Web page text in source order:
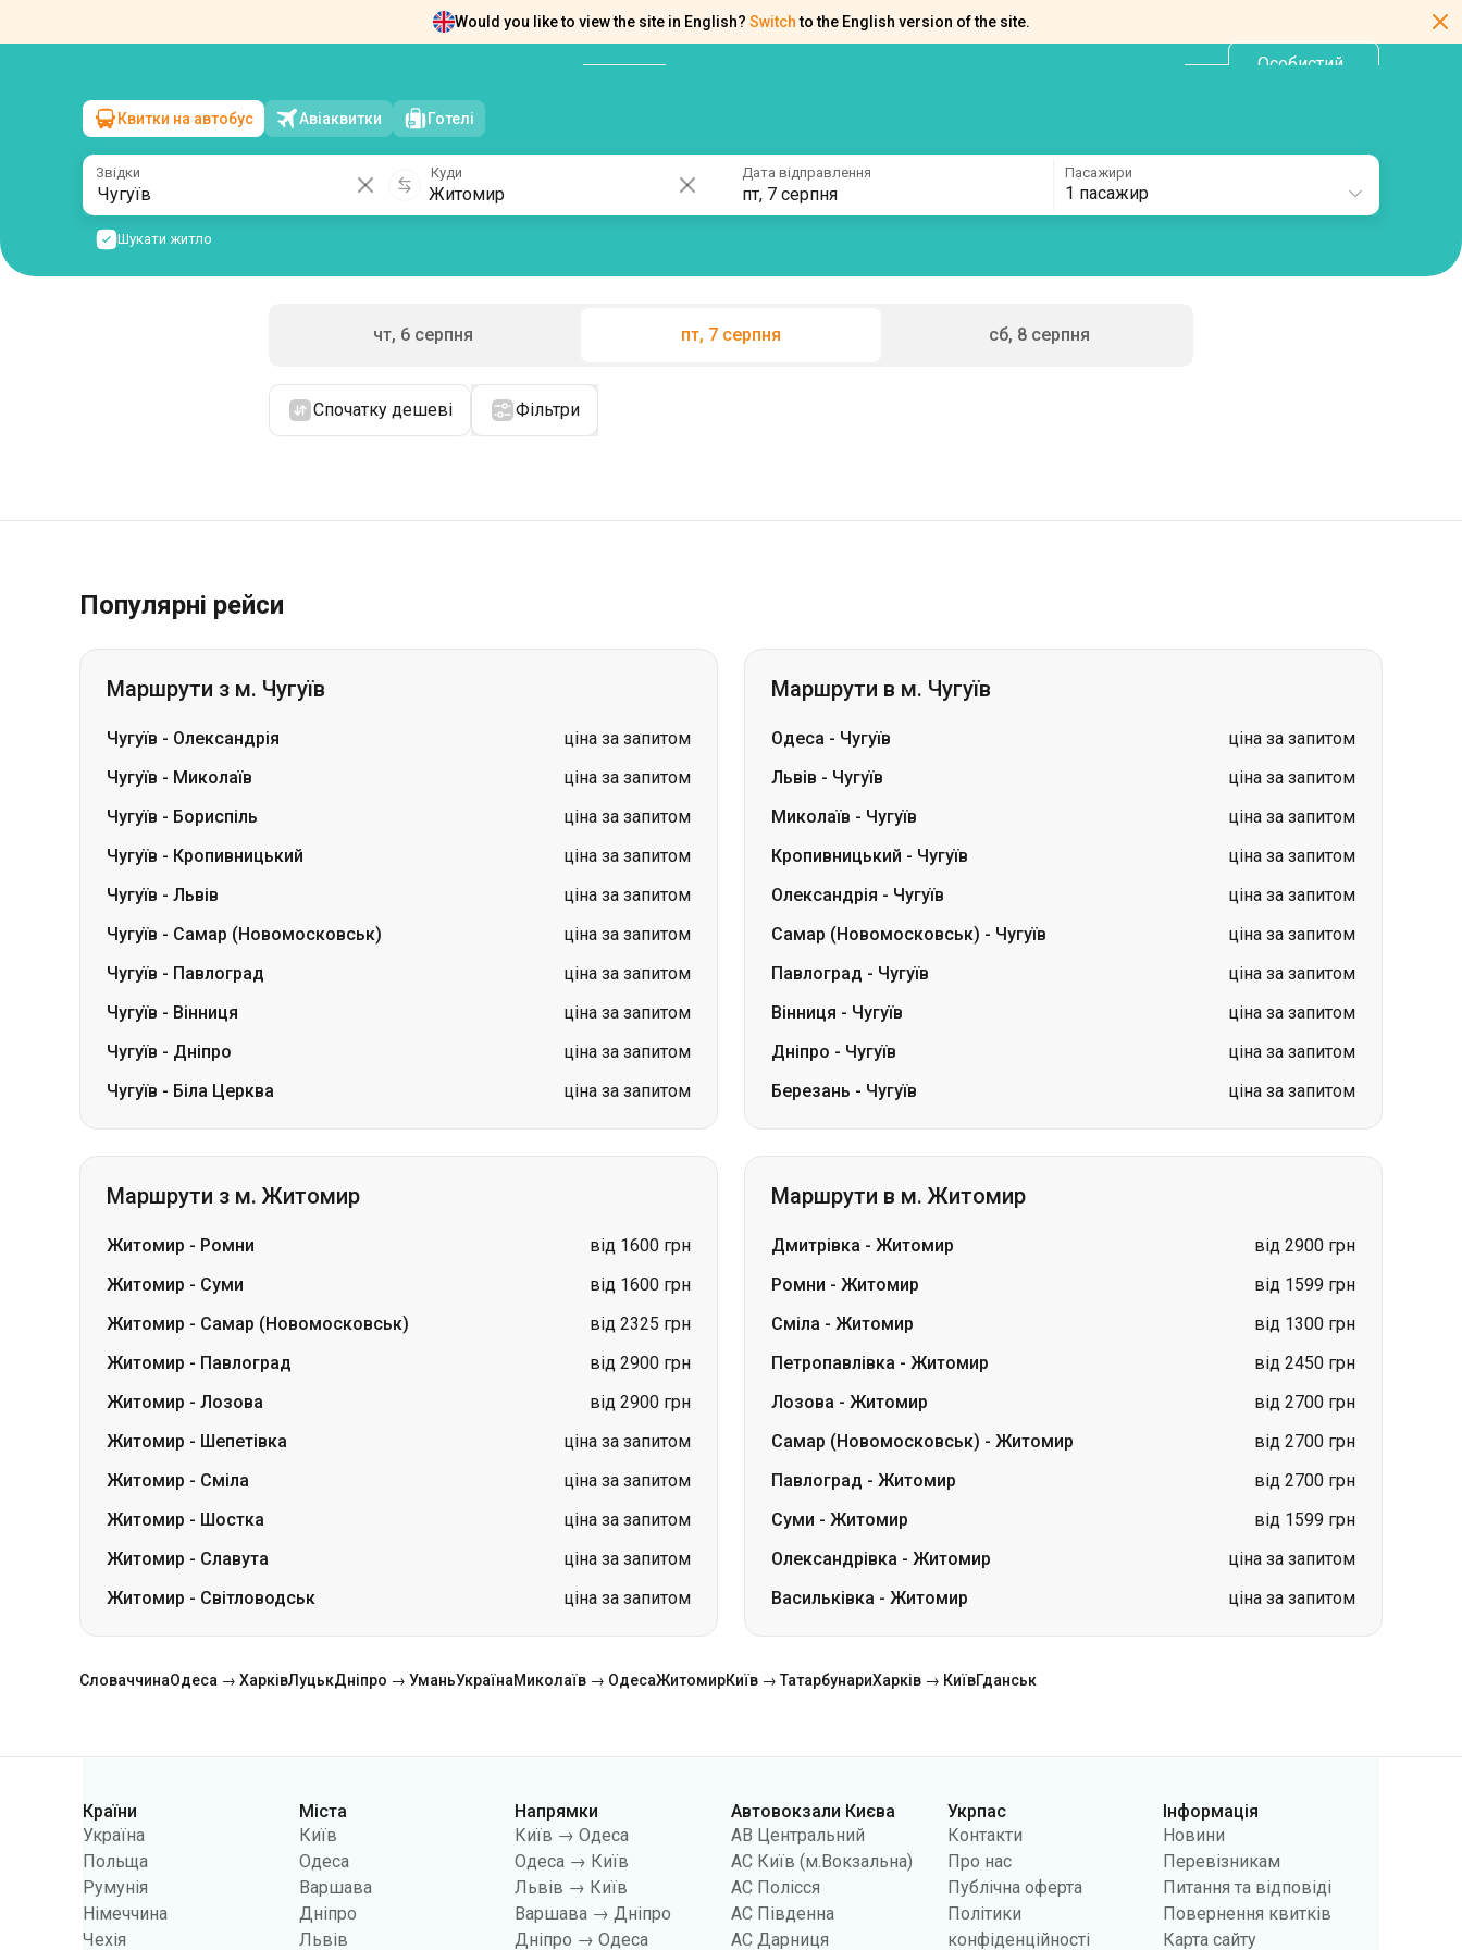
Would you like to view the site in English? Switch to the English version of the site.
Особистий
Чугуїв→Житомир
пт, 7 серпня/1 пасажир
Квитки на автобус Авіаквитки Готелі
Звідки Куди Дата відправлення
пт, 7 серпня
Пасажири
1 пасажир
Шукати житло
чт, 6 серпня пт, 7 серпня сб, 8 серпня
Спочатку дешеві Фільтри
Популярні рейси
Маршрути з м. Чугуїв
Чугуїв - Олександрія
ціна за запитом
Чугуїв - Миколаїв
ціна за запитом
Чугуїв - Бориспіль
ціна за запитом
Чугуїв - Кропивницький
ціна за запитом
Чугуїв - Львів
ціна за запитом
Чугуїв - Самар (Новомосковськ)
ціна за запитом
Чугуїв - Павлоград
ціна за запитом
Чугуїв - Вінниця
ціна за запитом
Чугуїв - Дніпро
ціна за запитом
Чугуїв - Біла Церква ціна за запитом
Маршрути в м. Чугуїв
Одеса - Чугуїв
ціна за запитом
Львів - Чугуїв
ціна за запитом
Миколаїв - Чугуїв
ціна за запитом
Кропивницький - Чугуїв
ціна за запитом
Олександрія - Чугуїв
ціна за запитом
Самар (Новомосковськ) - Чугуїв
ціна за запитом
Павлоград - Чугуїв
ціна за запитом
Вінниця - Чугуїв
ціна за запитом
Дніпро - Чугуїв
ціна за запитом
Березань - Чугуїв ціна за запитом
Маршрути з м. Житомир
Житомир - Ромни
від 1600 грн
Житомир - Суми
від 1600 грн
Житомир - Самар (Новомосковськ)
від 2325 грн
Житомир - Павлоград
від 2900 грн
Житомир - Лозова
від 2900 грн
Житомир - Шепетівка
ціна за запитом
Житомир - Сміла
ціна за запитом
Житомир - Шостка
ціна за запитом
Житомир - Славута
ціна за запитом
Житомир - Світловодськ ціна за запитом
Маршрути в м. Житомир
Дмитрівка - Житомир
від 2900 грн
Ромни - Житомир
від 1599 грн
Сміла - Житомир
від 1300 грн
Петропавлівка - Житомир
від 2450 грн
Лозова - Житомир
від 2700 грн
Самар (Новомосковськ) - Житомир
від 2700 грн
Павлоград - Житомир
від 2700 грн
Суми - Житомир
від 1599 грн
Олександрівка - Житомир
ціна за запитом
Васильківка - Житомир ціна за запитом
СловаччинаОдеса → ХарківЛуцькДніпро → УманьУкраїнаМиколаїв → ОдесаЖитомирКиїв → ТатарбунариХарків → КиївГданськ
Категорії
Країни
Україна
Польща
Румунія
Німеччина
Чехія
Міста
Київ
Одеса
Варшава
Дніпро
Львів
Напрямки
Київ → Одеса
Одеса → Київ
Львів → Київ
Варшава → Дніпро
Дніпро → Одеса
Автовокзали Києва
АВ Центральний
АС Київ (м.Вокзальна)
АС Полісся
АС Південна
АС Дарниця
Укрпас
Контакти
Про нас
Публічна оферта
Політики
конфіденційності
Інформація
Новини
Перевізникам
Питання та відповіді
Повернення квитків
Карта сайту